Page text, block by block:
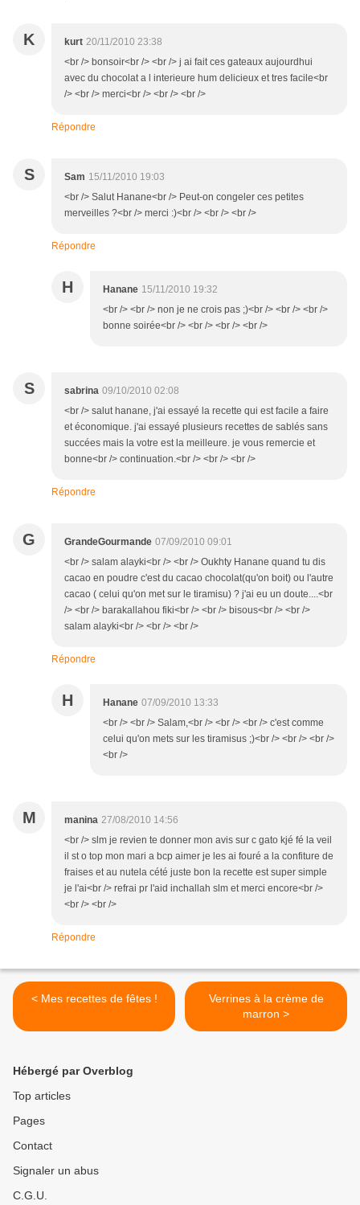
K kurt 20/11/2010 23:38
<br /> bonsoir<br /> <br /> j ai fait ces gateaux aujourdhui
avec du chocolat a l interieure hum delicieux et tres facile<br
/> <br /> merci<br /> <br /> <br />
Répondre
S Sam 15/11/2010 19:03
<br /> Salut Hanane<br /> Peut-on congeler ces petites
merveilles ?<br /> merci :)<br /> <br /> <br />
Répondre
H Hanane 15/11/2010 19:32
<br /> <br /> non je ne crois pas ;)<br /> <br /> <br />
bonne soirée<br /> <br /> <br /> <br />
S sabrina 09/10/2010 02:08
<br /> salut hanane, j'ai essayé la recette qui est facile a faire
et économique. j'ai essayé plusieurs recettes de sablés sans
succées mais la votre est la meilleure. je vous remercie et
bonne<br /> continuation.<br /> <br /> <br />
Répondre
G GrandeGourmande 07/09/2010 09:01
<br /> salam alayki<br /> <br /> Oukhty Hanane quand tu dis
cacao en poudre c'est du cacao chocolat(qu'on boit) ou l'autre
cacao ( celui qu'on met sur le tiramisu) ? j'ai eu un doute....<br
/> <br /> barakallahou fiki<br /> <br /> bisous<br /> <br />
salam alayki<br /> <br /> <br />
Répondre
H Hanane 07/09/2010 13:33
<br /> <br /> Salam,<br /> <br /> <br /> c'est comme
celui qu'on mets sur les tiramisus ;)<br /> <br /> <br />
<br />
M manina 27/08/2010 14:56
<br /> slm je revien te donner mon avis sur c gato kjé fé la veil
il st o top mon mari a bcp aimer je les ai fouré a la confiture de
fraises et au nutela cété juste bon la recette est super simple
je l'ai<br /> refrai pr l'aid inchallah slm et merci encore<br />
<br /> <br />
Répondre
< Mes recettes de fêtes !
Verrines à la crème de
marron >
Hébergé par Overblog
Top articles
Pages
Contact
Signaler un abus
C.G.U.